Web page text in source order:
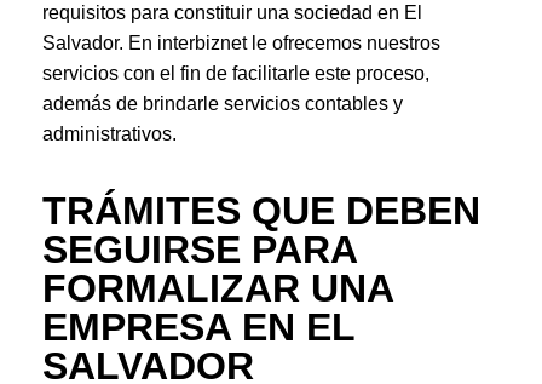
requisitos para constituir una sociedad en El
Salvador. En interbiznet le ofrecemos nuestros
servicios con el fin de facilitarle este proceso,
además de brindarle servicios contables y
administrativos.
TRÁMITES QUE DEBEN
SEGUIRSE PARA
FORMALIZAR UNA
EMPRESA EN EL
SALVADOR